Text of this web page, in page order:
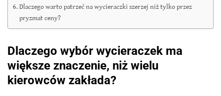
Dlaczego warto patrzeć na wycieraczki szerzej niż tylko przez
pryzmat ceny?
Dlaczego wybór wycieraczek ma
większe znaczenie, niż wielu
kierowców zakłada?